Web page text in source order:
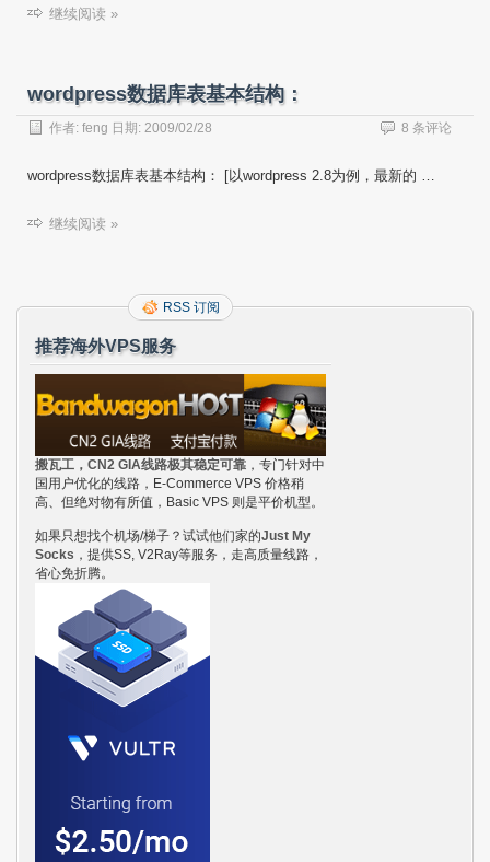
继续阅读 »
wordpress数据库表基本结构：
作者: feng 日期: 2009/02/28 8 条评论
wordpress数据库表基本结构： [以wordpress 2.8为例，最新的 …
继续阅读 »
RSS 订阅
推荐海外VPS服务
搬瓦工，CN2 GIA线路极其稳定可靠 ，专门针对中
国用户优化的线路，E-Commerce VPS 价格稍
高、但绝对物有所值，Basic VPS 则是平价机型。
如果只想找个机场/梯子？试试他们家的Just My
Socks ，提供SS, V2Ray等服务，走高质量线路，
省心免折腾。